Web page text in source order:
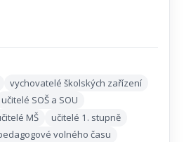
vychovatelé školských zařízení
učitelé SOŠ a SOU
MŠ
učitelé 1. stupně
volného času